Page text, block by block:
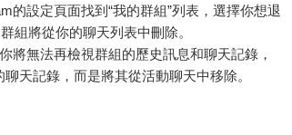
的設定頁面找到“我的群組”列表，選擇你想退
組將從你的聊天列表中刪除。
將無法再檢視群組的歷史訊息和聊天記錄，
天記錄，而是將其從活動聊天中移除。